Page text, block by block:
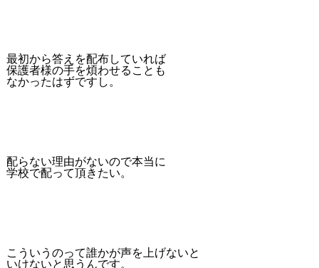
最初から答えを配布していれば
保護者様の手を煩わせることも
なかったはずですし。
配らない理由がないので本当に
学校で配って頂きたい。
こういうのって誰かが声を上げないと
いけないと思うんです。